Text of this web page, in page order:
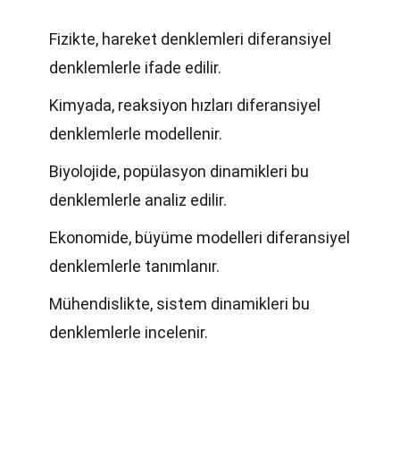
Fizikte, hareket denklemleri diferansiyel
denklemlerle ifade edilir.
Kimyada, reaksiyon hızları diferansiyel
denklemlerle modellenir.
Biyolojide, popülasyon dinamikleri bu
denklemlerle analiz edilir.
Ekonomide, büyüme modelleri diferansiyel
denklemlerle tanımlanır.
Mühendislikte, sistem dinamikleri bu
denklemlerle incelenir.